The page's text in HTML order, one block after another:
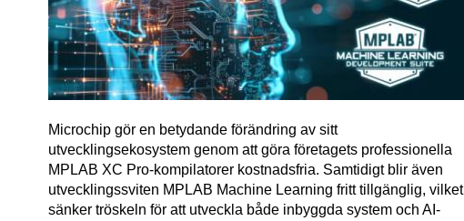
Microchip gör en betydande förändring av sitt
utvecklingsekosystem genom att göra företagets professionella
MPLAB XC Pro-kompilatorer kostnadsfria. Samtidigt blir även
utvecklingssviten MPLAB Machine Learning fritt tillgänglig, vilket
sänker tröskeln för att utveckla både inbyggda system och AI-